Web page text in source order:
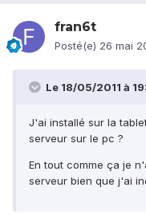
fran6t
Posté(e) 26 mai
Le 18/05/2011 à
J'ai installé sur la
serveur sur le pc ?
En tout comme ça je
serveur bien que j'ai